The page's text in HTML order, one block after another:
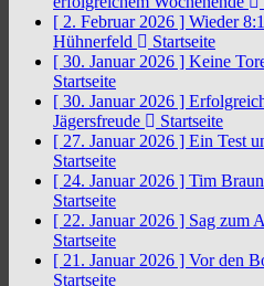
[ 2. Februar 2026 ] Wieder
Hühnerfeld
Startseite
[ 30. Januar 2026 ] Keine
Startseite
[ 30. Januar 2026 ]
Jägersfreude
Startseite
[ 27. Januar 2026 ] Ein Test
Startseite
[ 24. Januar 2026 ] Tim
Startseite
[ 22. Januar 2026 ] Sag zum
Startseite
[ 21. Januar 2026 ] Vor den
Startseite